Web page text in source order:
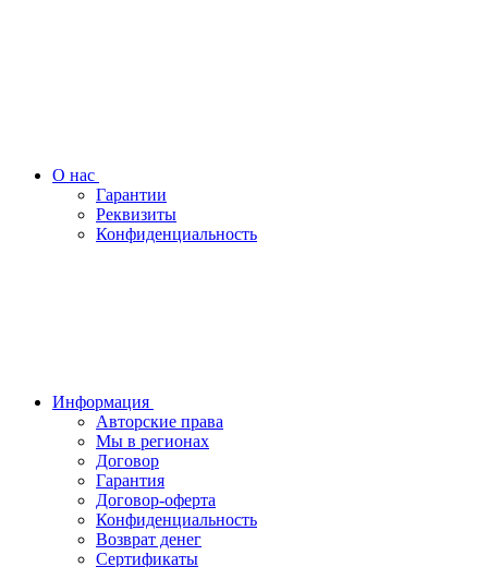
О нас
Гарантии
Реквизиты
Конфиденциальность
Информация
Авторские права
Мы в регионах
Договор
Гарантия
Договор-оферта
Конфиденциальность
Возврат денег
Сертификаты